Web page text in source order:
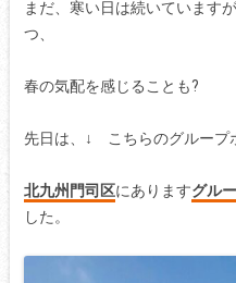
まだ、寒い日は続いていま
つ、
春の気配を感じることも?
先日は、↓ こちらのグルー
北九州門司区にありますグル
した。